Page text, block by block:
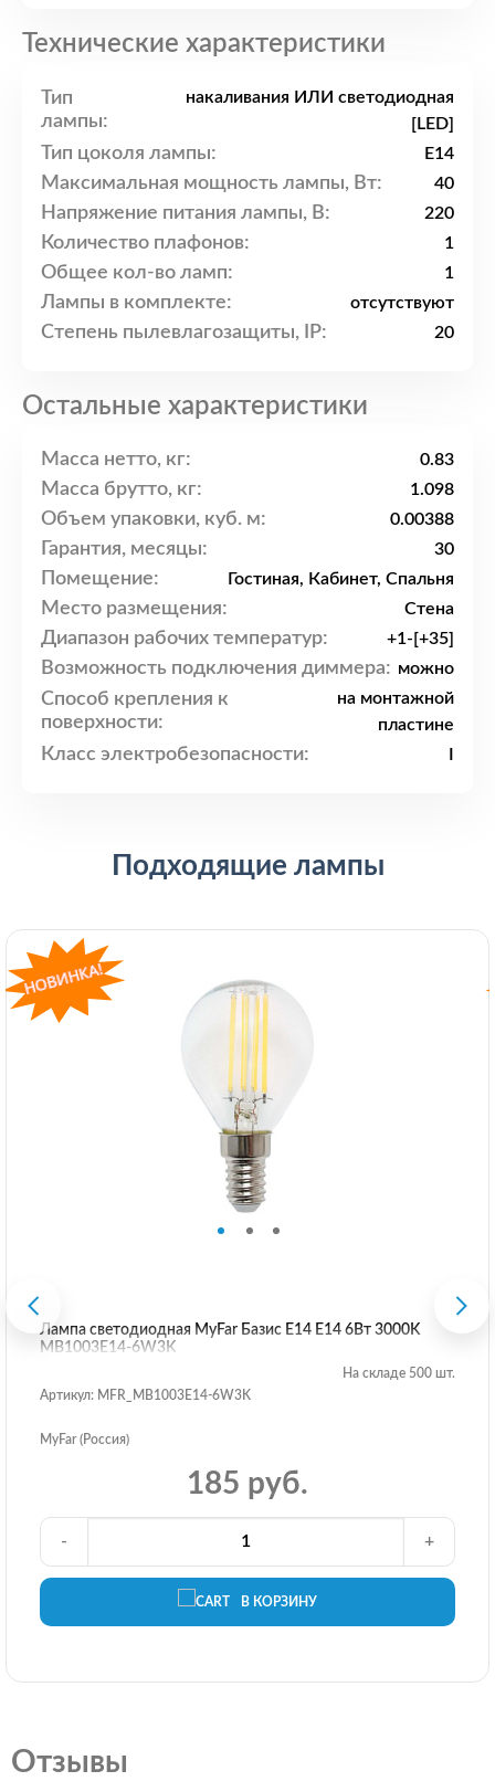
Технические характеристики
Тип
лампы:
накаливания ИЛИ светодиодная
[LED]
Тип цоколя лампы: E14
Максимальная мощность лампы, Вт: 40
Напряжение питания лампы, В: 220
Количество плафонов: 1
Общее кол-во ламп: 1
Лампы в комплекте: отсутствуют
Степень пылевлагозащиты, IP: 20
Остальные характеристики
Масса нетто, кг: 0.83
Масса брутто, кг: 1.098
Объем упаковки, куб. м: 0.00388
Гарантия, месяцы: 30
Помещение: Гостиная, Кабинет, Спальня
Место размещения: Стена
Диапазон рабочих температур: +1-[+35]
Возможность подключения диммера: можно
Способ крепления к
поверхности:
на монтажной
пластине
Класс электробезопасности:
Подходящие лампы
Лампа светодиодная MyFar Базис E14 E14 6Вт 3000K
MB1003E14-6W3K
На складе 500 шт.
Артикул: MFR_MB1003E14-6W3K
MyFar (Россия)
185 руб.
В КОРЗИНУ
- +
Отзывы